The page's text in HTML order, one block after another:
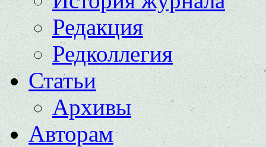
Редакция
Редколлегия
Статьи
Архивы
Авторам